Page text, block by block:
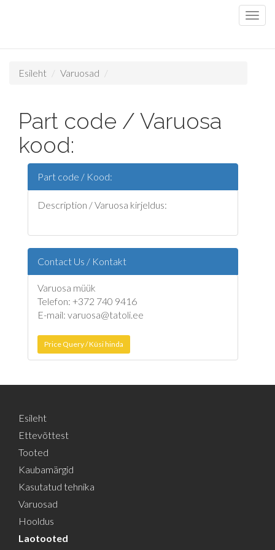
Esileht Varuosad
Part code / Varuosa
kood:
Part code / Kood:
Description / Varuosa kirjeldus:
Contact Us / Kontakt
Varuosa müük
Telefon: +372 740 9416
E-mail: varuosa@tatoli.ee
Price Query / Küsi hinda
Esileht
Ettevõttest
Tooted
Kaubamärgid
Kasutatud tehnika
Varuosad
Hooldus
Laotooted